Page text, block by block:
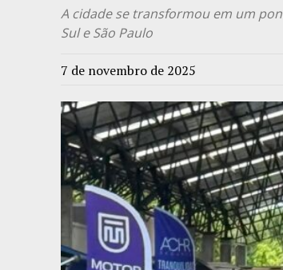
A cidade se transformou em um
Sul e São Paulo
7 de novembro de 2025